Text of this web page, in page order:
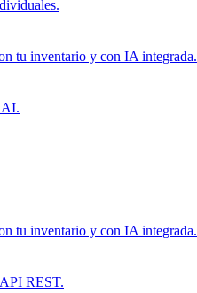
tu inventario y con IA integrada.
AI.
tu inventario y con IA integrada.
REST.